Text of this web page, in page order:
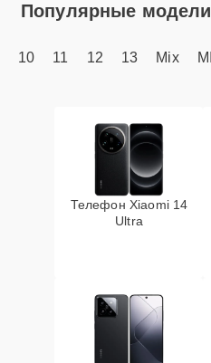
Популярные модели
10 11 12 13 Mix MI
Телефон Xiaomi 14
Ultra